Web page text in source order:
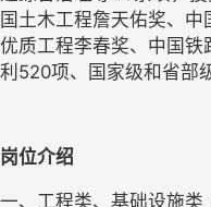
国土木工程詹天佑奖、
优质工程李春奖、中国
利 520项、国家级和省部
岗位介绍
一、工程类、基础设施类